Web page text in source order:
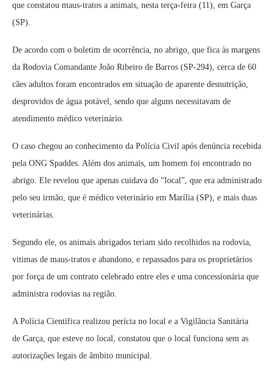
que constatou maus-tratos a animais, nesta terça-feira (11), em Garça
(SP).
De acordo com o boletim de ocorrência, no abrigo, que fica às margens
da Rodovia Comandante João Ribeiro de Barros (SP-294), cerca de 60
cães adultos foram encontrados em situação de aparente desnutrição,
desprovidos de água potável, sendo que alguns necessitavam de
atendimento médico veterinário.
O caso chegou ao conhecimento da Polícia Civil após denúncia recebida
pela ONG Spaddes. Além dos animais, um homem foi encontrado no
abrigo. Ele revelou que apenas cuidava do “local”, que era administrado
pelo seu irmão, que é médico veterinário em Marília (SP), e mais duas
veterinárias.
Segundo ele, os animais abrigados teriam sido recolhidos na rodovia,
vitimas de maus-tratos e abandono, e repassados para os proprietários
por força de um contrato celebrado entre eles e uma concessionária que
administra rodovias na região.
A Polícia Científica realizou perícia no local e a Vigilância Sanitária
de Garça, que esteve no local, constatou que o local funciona sem as
autorizações legais de âmbito municipal.